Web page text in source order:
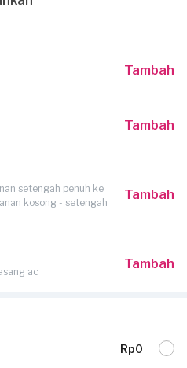
Tambah
Tambah
setengah penuh ke
kosong - setengah
Tambah
ac
Tambah
Rp0